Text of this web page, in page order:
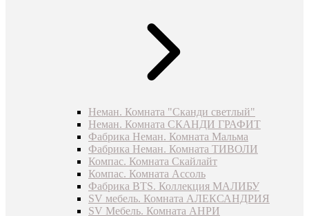
Неман. Комната "Сканди светлый"
Неман. Комната СКАНДИ ГРАФИТ
Фабрика Неман. Комната Мальма
Фабрика Неман. Комната ТИВОЛИ
Компас. Комната Скайлайт
Компас. Комната Ассоль
Фабрика BTS. Коллекция МАЛИБУ
SV мебель. Комната АЛЕКСАНДРИЯ
SV Мебель. Комната АНРИ